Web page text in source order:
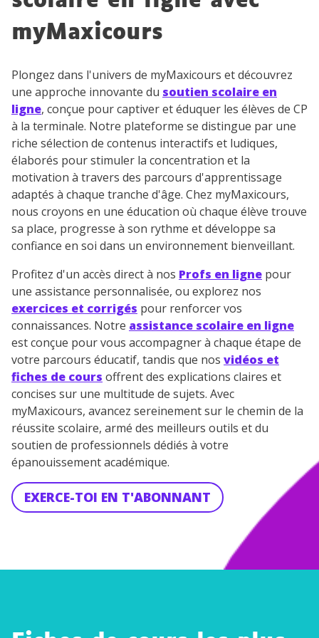
myMaxicours
Plongez dans l'univers de myMaxicours et découvrez
une approche innovante du soutien scolaire en
ligne, conçue pour captiver et éduquer les élèves de CP
à la terminale. Notre plateforme se distingue par une
riche sélection de contenus interactifs et ludiques,
élaborés pour stimuler la concentration et la
motivation à travers des parcours d'apprentissage
adaptés à chaque tranche d'âge. Chez myMaxicours,
nous croyons en une éducation où chaque élève trouve
sa place, progresse à son rythme et développe sa
confiance en soi dans un environnement bienveillant.
Profitez d'un accès direct à nos Profs en ligne pour
une assistance personnalisée, ou explorez nos
exercices et corrigés pour renforcer vos
connaissances. Notre assistance scolaire en ligne
est conçue pour vous accompagner à chaque étape de
votre parcours éducatif, tandis que nos vidéos et
fiches de cours offrent des explications claires et
concises sur une multitude de sujets. Avec
myMaxicours, avancez sereinement sur le chemin de la
réussite scolaire, armé des meilleurs outils et du
soutien de professionnels dédiés à votre
épanouissement académique.
EXERCE-TOI EN T'ABONNANT
TESTER GRATUITEMENT
* Votre code d'accès sera envoyé à cette adresse e-mail. En
renseignant votre e-mail, vous consentez à ce que vos
données à caractère personnel soient traitées par SEJER, sous
la marque myMaxicours, afin que SEJER puisse vous donner
accès au service de soutien scolaire pendant 24h. Pour en
savoir plus sur la gestion de vos données personnelles et
pour exercer vos droits, vous pouvez consulternotre
charte .
J’accepte de recevoir les actualités et des
communications de la part de
Votre adresse e-mail sera exclusivement utilisée pour
vous envoyer notre newsletter. Vous pourrez vous
désinscrire à tout moment, à travers le lien de
désinscription présent dans chaque newsletter. Pour
en savoir plus sur la gestion de vos données
personnelles et pour exercer vos droits, vous pouvez
consulternotre charte.